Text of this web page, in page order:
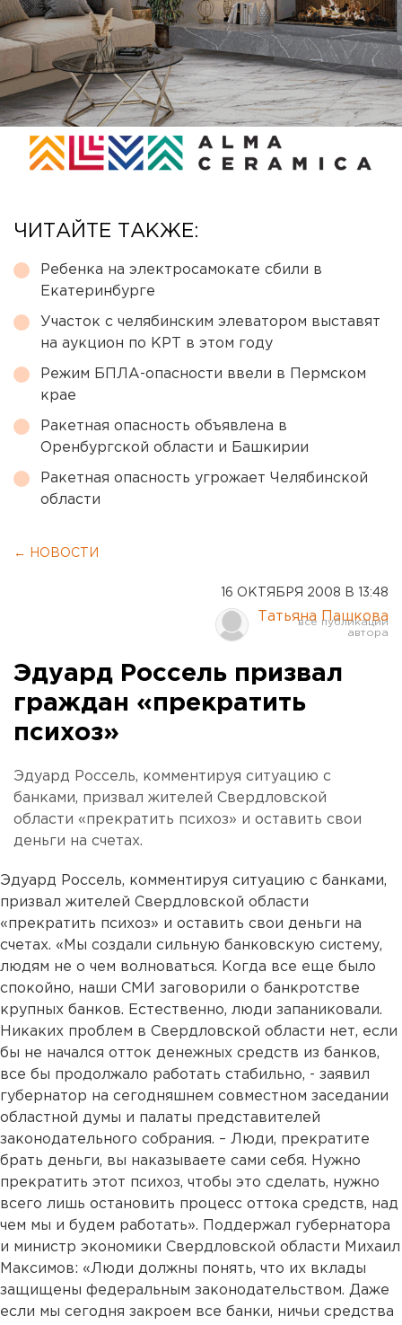
ЧИТАЙТЕ ТАКЖЕ:
Ребенка на электросамокате сбили в
Екатеринбурге
Участок с челябинским элеватором выставят
на аукцион по КРТ в этом году
Режим БПЛА-опасности ввели в Пермском
крае
Ракетная опасность объявлена в
Оренбургской области и Башкирии
Ракетная опасность угрожает Челябинской
области
← НОВОСТИ
16 ОКТЯБРЯ 2008 В 13:48
Татьяна Пашкова
Эдуард Россель призвал
граждан «прекратить
психоз»
Эдуард Россель, комментируя ситуацию с
банками, призвал жителей Свердловской
области «прекратить психоз» и оставить свои
деньги на счетах.
Эдуард Россель, комментируя ситуацию с банками,
призвал жителей Свердловской области
«прекратить психоз» и оставить свои деньги на
счетах. «Мы создали сильную банковскую систему,
людям не о чем волноваться. Когда все еще было
спокойно, наши СМИ заговорили о банкротстве
крупных банков. Естественно, люди запаниковали.
Никаких проблем в Свердловской области нет, если
бы не начался отток денежных средств из банков,
все бы продолжало работать стабильно, - заявил
губернатор на сегодняшнем совместном заседании
областной думы и палаты представителей
законодательного собрания. – Люди, прекратите
брать деньги, вы наказываете сами себя. Нужно
прекратить этот психоз, чтобы это сделать, нужно
всего лишь остановить процесс оттока средств, над
чем мы и будем работать». Поддержал губернатора
и министр экономики Свердловской области Михаил
Максимов: «Люди должны понять, что их вклады
защищены федеральным законодательством. Даже
если мы сегодня закроем все банки, ничьи средства